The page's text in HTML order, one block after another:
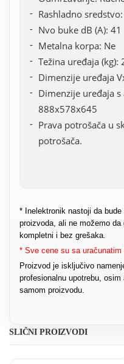
Rashladno
Nvo buke dB (A): 41
Metalna korpa: Ne
Težina uređaja (kg):
Dimenzije uređaja
Dimenzije uređaja s
888x578x645
Prava potrošača u
potrošača.
* Inelektronik nastoji da
proizvoda, ali ne možemo
kompletni i bez grešaka.
* Sve cene su sa uračunatim
Proizvod je isključivo
profesionalnu upotrebu,
samom proizvodu.
SLIČNI PROIZVODI